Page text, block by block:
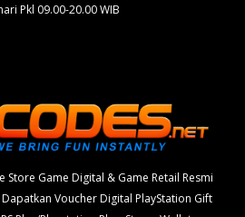
Pkl 09.00-20.00 WIB
Game Digital & Game Retail Resmi
Voucher Digital PlayStation Gift